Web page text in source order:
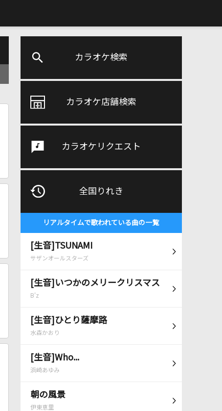
カラオケ検索
カラオケ店舗検索
カラオケリクエスト
全国りれき
リアルタイムで歌われている曲の一覧
[生音]TSUNAMI
サザンオールスターズ
[生音]いつかのメリークリスマス
B'z
[生音]ひとり薩摩路
水森かおり
[生音]Who...
浜崎あゆみ
朝の風景
伊東恵里